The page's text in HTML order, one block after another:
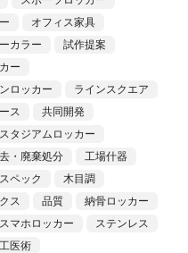
オフィス家具
カラー
試作提案
ー
ロッカー
ラインスクエア
ス
共同開発
スタジアムロッカー
・廃棄処分
工場什器
ペック
木目調
ス 品質
納骨ロッカー
スマホロッカー
ステンレス
医術